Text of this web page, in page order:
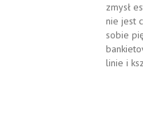
zmysł
nie jest
sobie
linie i